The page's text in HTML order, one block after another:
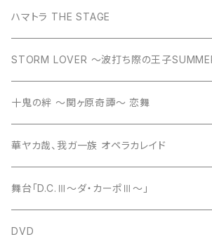
ハマトラ THE STAGE
STORM LOVER ～波打ち際の王子
十鬼の絆 ～関ヶ原奇譚～ 恋舞
華ヤカ哉、我ガ一族 オペラカレイド
舞台「D.C.Ⅲ～ダ・カーポⅢ～」
舞台「D.C.Ⅲ～ダ・カーポⅢ～ミライへの伝言」
DVD